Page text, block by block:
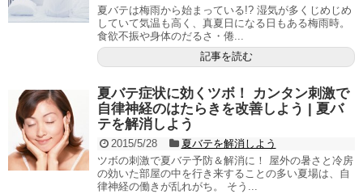
夏バテは梅雨から始まっている!? 湿気が多くじめじめ
していて気温も高く、真夏日になる日もある梅雨時。
食欲不振や身体のだるさ・倦...
記事を読む
夏バテ症状に効くツボ！ カンタン刺激で
自律神経のはたらきを改善しよう | 夏バ
テを解消しよう
2015/5/28
夏バテを解消しよう
ツボの刺激で夏バテ予防＆解消に！ 屋外の暑さと冷房
の効いた部屋の中を行き来することの多い夏場は、自
律神経の働きが乱れがち。 そう...